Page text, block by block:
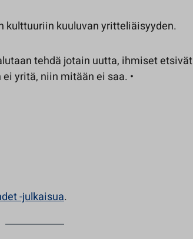
kulttuuriin kuuluvan yritteliäisyyden.
tehdä jotain uutta, ihmiset etsivät
yritä, niin mitään ei saa. •
-julkaisua.